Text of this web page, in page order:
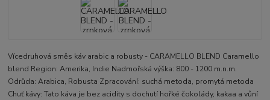
Vícedruhová směs káv arabic a robusty - CARAMELLO BLEND Caramello
blend Region: Amerika, Indie Nadmořská výška: 800 - 1200 m.n.m.
Odrůda: Arabica, Robusta Zpracování: suchá metoda, promytá metoda
Chuť kávy: Tato káva je bez acidity s dochutí hořké čokolády, kakaa a vůní